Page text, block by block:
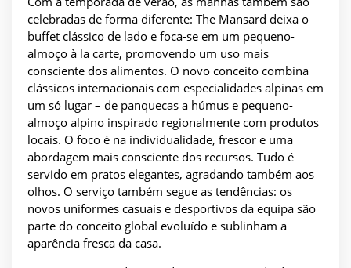
celebradas de forma diferente: The Mansard deixa o
buffet clássico de lado e foca-se em um pequeno-
almoço à la carte, promovendo um uso mais
consciente dos alimentos. O novo conceito combina
clássicos internacionais com especialidades alpinas em
um só lugar – de panquecas a húmus e pequeno-
almoço alpino inspirado regionalmente com produtos
locais. O foco é na individualidade, frescor e uma
abordagem mais consciente dos recursos. Tudo é
servido em pratos elegantes, agradando também aos
olhos. O serviço também segue as tendências: os
novos uniformes casuais e desportivos da equipa são
parte do conceito global evoluído e sublinham a
aparência fresca da casa.